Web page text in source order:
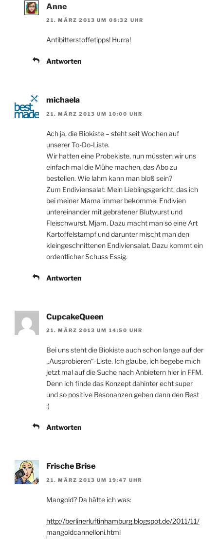
Anne
21. MÄRZ 2013 UM 08:32 UHR
Antibitterstoffetipps! Hurra!
Antworten
michaela
21. MÄRZ 2013 UM 10:00 UHR
Ach ja, die Biokiste – steht seit Wochen auf
unserer To-Do-Liste.
Wir hatten eine Probekiste, nun müssten wir uns
einfach mal die Mühe machen, das Abo zu
bestellen. Wie lahm kann man bloß sein?
Zum Endiviensalat: Mein Lieblingsgericht, das ich
bei meiner Mama immer bekomme: Endivien
untereinander mit gebratener Blutwurst und
Fleischwurst. Mjam. Dazu macht man so eine Art
Kartoffelstampf und darunter mischt man den
kleingeschnittenen Endiviensalat. Dazu kommt ein
ordentlicher Schuss Essig.
Antworten
CupcakeQueen
21. MÄRZ 2013 UM 14:50 UHR
Bei uns steht die Biokiste auch schon lange auf der
„Ausprobieren“-Liste. Ich glaube, ich begebe mich
jetzt mal auf die Suche nach Anbietern hier in FFM.
Denn ich finde das Konzept dahinter echt super
und so positive Resonanzen geben dann den Rest
:)
Antworten
Frische Brise
21. MÄRZ 2013 UM 19:47 UHR
Mangold? Da hätte ich was:
http://berlinerluftinhamburg.blogspot.de/2011/11/
mangoldcannelloni.html